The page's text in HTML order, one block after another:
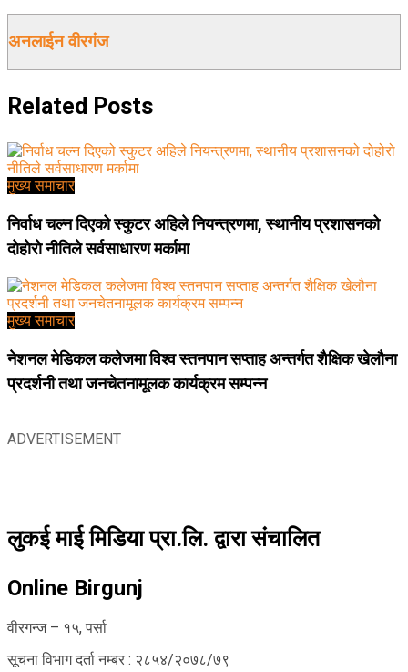
अनलाईन वीरगंज
Related Posts
मुख्य समाचार
निर्वाध चल्न दिएको स्कुटर अहिले नियन्त्रणमा, स्थानीय प्रशासनको
दोहोरो नीतिले सर्वसाधारण मर्कामा
मुख्य समाचार
नेशनल मेडिकल कलेजमा विश्व स्तनपान सप्ताह अन्तर्गत शैक्षिक खेलौना
प्रदर्शनी तथा जनचेतनामूलक कार्यक्रम सम्पन्न
ADVERTISEMENT
लुकई माई मिडिया प्रा.लि. द्वारा संचालित
Online Birgunj
वीरगन्ज – १५, पर्सा
सूचना विभाग दर्ता नम्बर : २८५४/२०७८/७९